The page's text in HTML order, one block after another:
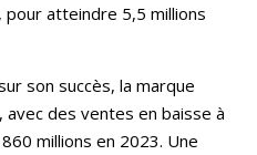
pour atteindre 5,5 millions
son succès, la marque
des ventes en baisse à
millions en 2023. Une